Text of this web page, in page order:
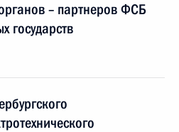
– партнеров ФСБ
государств